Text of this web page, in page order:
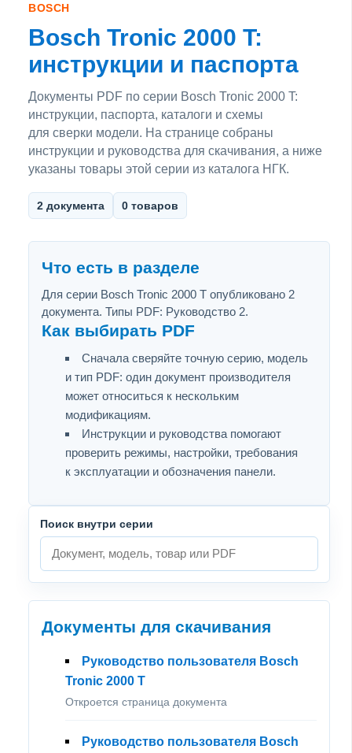
BOSCH
Bosch Tronic 2000 T:
инструкции и паспорта
Документы PDF по серии Bosch Tronic 2000 T:
инструкции, паспорта, каталоги и схемы
для сверки модели. На странице собраны
инструкции и руководства для скачивания, а ниже
указаны товары этой серии из каталога НГК.
2 документа 0 товаров
Что есть в разделе
Для серии Bosch Tronic 2000 T опубликовано 2
документа. Типы PDF: Руководство 2.
Как выбирать PDF
Сначала сверяйте точную серию, модель
и тип PDF: один документ производителя
может относиться к нескольким
модификациям.
Инструкции и руководства помогают
проверить режимы, настройки, требования
к эксплуатации и обозначения панели.
Поиск внутри серии
Документы для скачивания
Руководство пользователя Bosch
Tronic 2000 T
Откроется страница документа
Руководство пользователя Bosch